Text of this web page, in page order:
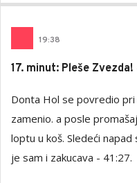
19:38
17. minut: Pleše Zvezda!
Donta Hol se povredio
zamenio. a posle
loptu u koš. Sledeći
je sam i zakucava - 41:27.